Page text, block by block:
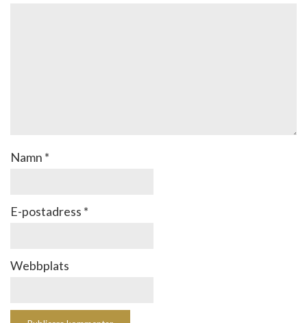
Namn *
E-postadress *
Webbplats